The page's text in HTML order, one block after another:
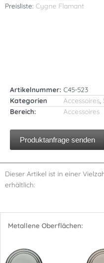
Preisliste: Cygne Flamant
Artikelnummer: C45-523
Kategorien
Accessoires
Bereich:
Accessoires
Produktanfrage senden
Dieser Artikel ist in einer
erhältlich:
Metallene Oberflächen: